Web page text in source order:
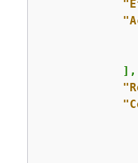
            ],